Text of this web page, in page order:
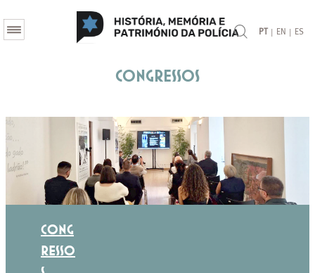
PT | EN | ES
Congressos
CONG
RESSO